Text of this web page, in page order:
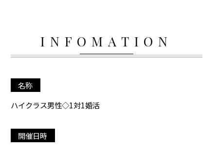
INFOMATION
名称
ハイクラス男性◇1対1婚活
開催日時